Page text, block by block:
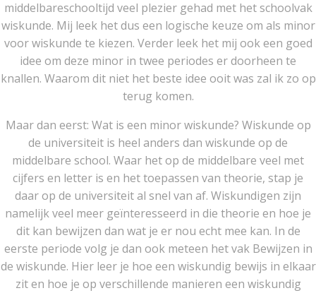
middelbareschooltijd veel plezier gehad met het schoolvak
wiskunde. Mij leek het dus een logische keuze om als minor
voor wiskunde te kiezen. Verder leek het mij ook een goed
idee om deze minor in twee periodes er doorheen te
knallen. Waarom dit niet het beste idee ooit was zal ik zo op
terug komen.
Maar dan eerst: Wat is een minor wiskunde? Wiskunde op
de universiteit is heel anders dan wiskunde op de
middelbare school. Waar het op de middelbare veel met
cijfers en letter is en het toepassen van theorie, stap je
daar op de universiteit al snel van af. Wiskundigen zijn
namelijk veel meer geïnteresseerd in die theorie en hoe je
dit kan bewijzen dan wat je er nou echt mee kan. In de
eerste periode volg je dan ook meteen het vak Bewijzen in
de wiskunde. Hier leer je hoe een wiskundig bewijs in elkaar
zit en hoe je op verschillende manieren een wiskundig